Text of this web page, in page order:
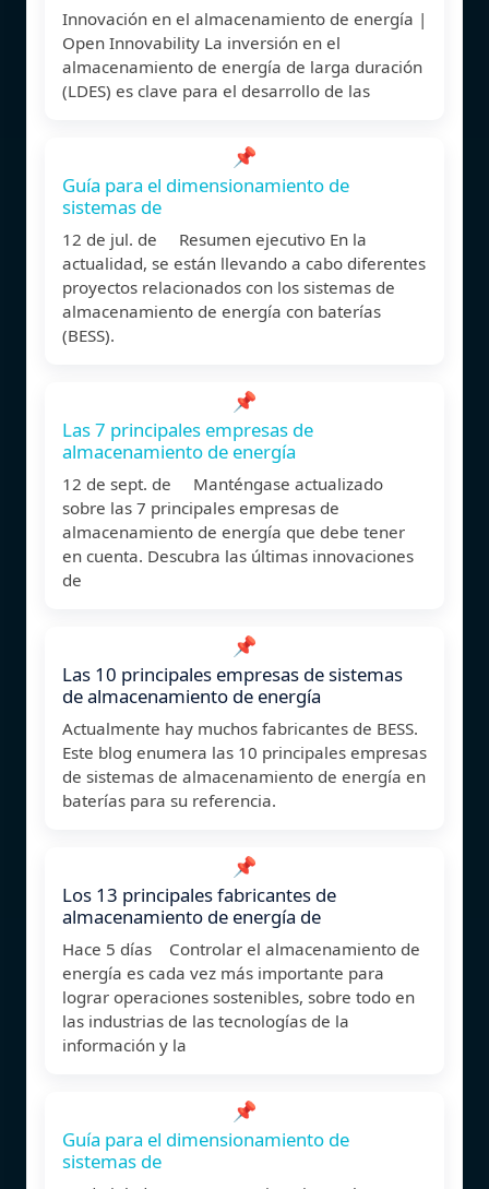
Innovación en el almacenamiento de energía |
Open Innovability La inversión en el
almacenamiento de energía de larga duración
(LDES) es clave para el desarrollo de las
📌
Guía para el dimensionamiento de
sistemas de
12 de jul. de Resumen ejecutivo En la
actualidad, se están llevando a cabo diferentes
proyectos relacionados con los sistemas de
almacenamiento de energía con baterías
(BESS).
📌
Las 7 principales empresas de
almacenamiento de energía
12 de sept. de Manténgase actualizado
sobre las 7 principales empresas de
almacenamiento de energía que debe tener
en cuenta. Descubra las últimas innovaciones
de
📌
Las 10 principales empresas de sistemas
de almacenamiento de energía
Actualmente hay muchos fabricantes de BESS.
Este blog enumera las 10 principales empresas
de sistemas de almacenamiento de energía en
baterías para su referencia.
📌
Los 13 principales fabricantes de
almacenamiento de energía de
Hace 5 días Controlar el almacenamiento de
energía es cada vez más importante para
lograr operaciones sostenibles, sobre todo en
las industrias de las tecnologías de la
información y la
📌
Guía para el dimensionamiento de
sistemas de